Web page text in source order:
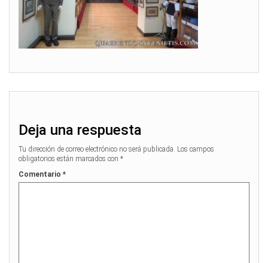
Deja una respuesta
Tu dirección de correo electrónico no será publicada. Los campos
obligatorios están marcados con *
Comentario *